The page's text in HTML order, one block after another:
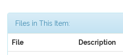
Files in This Item:
File Description